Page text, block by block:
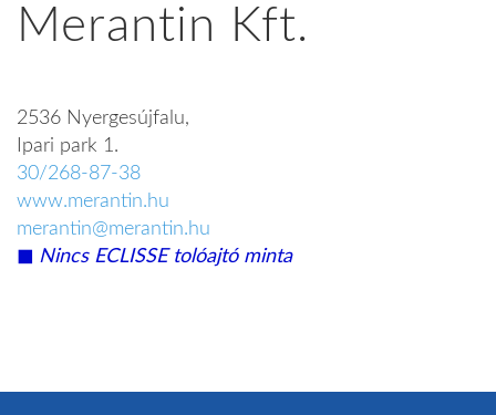
Merantin Kft.
2536 Nyergesújfalu,
Ipari park 1.
30/268-87-38
www.merantin.hu
merantin@merantin.hu
◼︎ Nincs ECLISSE tolóajtó minta